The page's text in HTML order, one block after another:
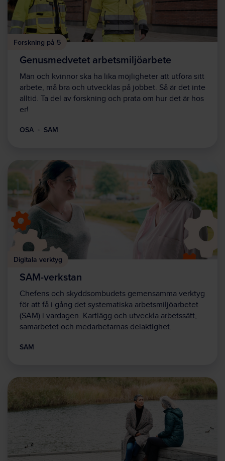
Forskning på 5
Genusmedvetet arbetsmiljöarbete
Män och kvinnor ska ha lika möjligheter att utföra sitt
arbete, må bra och utvecklas på jobbet. Så är det inte
alltid. Ta del av forskning och prata om hur det är hos
er!
OSA SAM
Digitala verktyg
SAM-verkstan
Chefens och skyddsombudets gemensamma verktyg
för att få i gång det systematiska arbetsmiljöarbetet
(SAM) i vardagen. Kartlägg och utveckla arbetssätt,
samarbetet och medarbetarnas delaktighet.
SAM